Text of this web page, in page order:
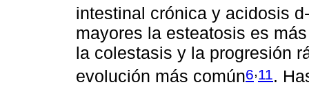
intestinal crónica y acidosis
mayores la esteatosis es
la colestasis y la progresión
evolución más común6,11 .